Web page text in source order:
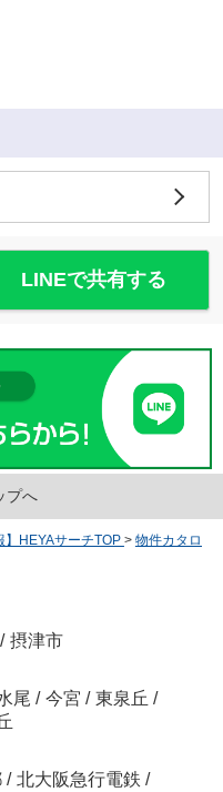
LINEで共有する
プへ
】HEYAサーチTOP > 物件カタロ
/ 摂津市
尾 / 今宮 / 東泉丘 /
/ 北大阪急行電鉄 /